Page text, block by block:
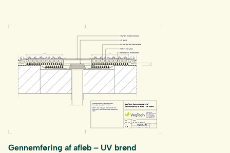
Gennemføring af afløb – UV brønd